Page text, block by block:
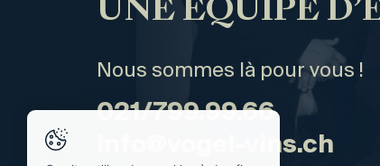
UNE ÉQUIPE
Nous sommes là pour vous !
021/799.99.66
info@vogel-vins.ch